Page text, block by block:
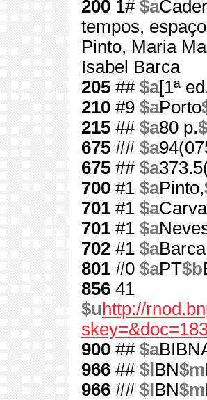
200 1# $a
tempos,
Pinto, Maria
Isabel Barca
205 ## $a[1ª
210 #9 $aPorto
215 ## $a80 p.
675 ## $a
675 ## $a
700 #1 $aPinto,
701 #1 $a
701 #1 $a
702 #1 $a
801 #0 $aPT$b
856 41
$u http://
900 ## $a
966 ## $l BN$m
966 ## $l BN$m